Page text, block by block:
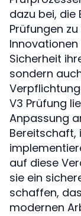
dazu bei, die
Prüfungen
Sicherheit
sondern
V3 Prüfung
Anpassung
Bereitschaft,
auf diese
sie ein
schaffen,
modernen